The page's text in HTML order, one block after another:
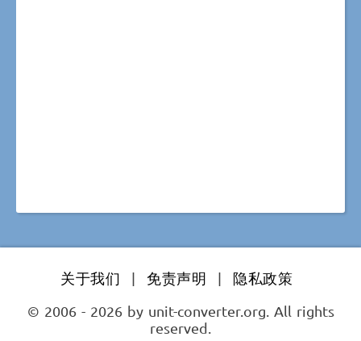
关于我们 | 免责声明 |
隐私政策
© 2006 - 2026 by unit-converter.org. All rights
reserved.